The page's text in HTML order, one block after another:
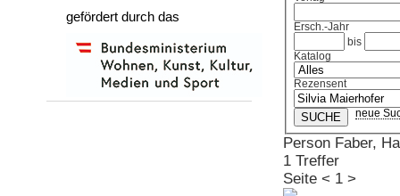
Ersch.-Jahr
bis
Katalog
Rezensent
neue
Person Faber,
1 Treffer
Seite < 1 >
gefördert durch das